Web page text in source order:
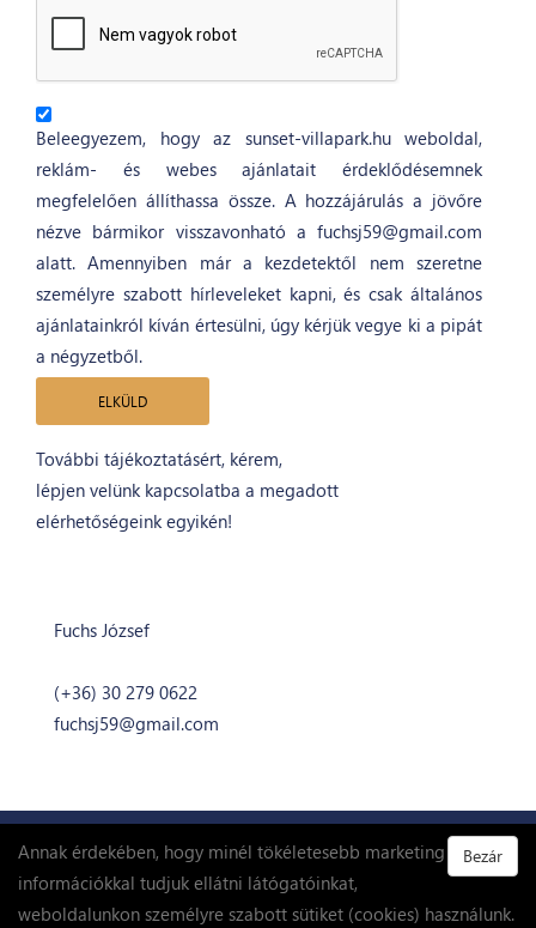
Beleegyezem, hogy az sunset-villapark.hu weboldal,
reklám- és webes ajánlatait érdeklődésemnek
megfelelően állíthassa össze. A hozzájárulás a jövőre
nézve bármikor visszavonható a fuchsj59@gmail.com
alatt. Amennyiben már a kezdetektől nem szeretne
személyre szabott hírleveleket kapni, és csak általános
ajánlatainkról kíván értesülni, úgy kérjük vegye ki a pipát
a négyzetből.
További tájékoztatásért, kérem,
lépjen velünk kapcsolatba a megadott
elérhetőségeink egyikén!
Fuchs József
(+36) 30 279 0622
fuchsj59@gmail.com
Látványtervek Helyszínrajz Lakáskereső Kapcsolat
Bezár
Annak érdekében, hogy minél tökéletesebb marketing
információkkal tudjuk ellátni látógatóinkat,
weboldalunkon személyre szabott sütiket (cookies) használunk.